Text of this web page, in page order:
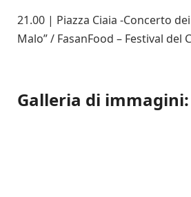
21.00 | Piazza Ciaia -Concerto
Malo” / FasanFood – Festival del
Galleria di immagini: